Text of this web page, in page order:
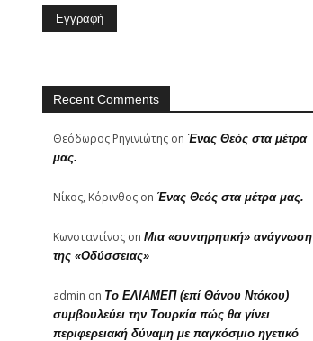
Recent Comments
Θεόδωρος Ρηγινιώτης on Ένας Θεός στα μέτρα
μας.
Νίκος, Κόρινθος on Ένας Θεός στα μέτρα μας.
Κωνσταντίνος on Μια «συντηρητική» ανάγνωση
της «Οδύσσειας»
admin on Το ΕΛΙΑΜΕΠ (επί Θάνου Ντόκου)
συμβουλεύει την Τουρκία πώς θα γίνει
περιφερειακή δύναμη με παγκόσμιο ηγετικό